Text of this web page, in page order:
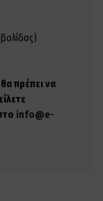
πρέπει να
info@e-